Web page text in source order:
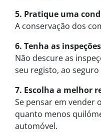
5. Pratique uma
A conservação dos
6. Tenha as
Não descure as
seu registo, ao
7. Escolha a melhor
Se pensar em vender
quanto menos
automóvel.